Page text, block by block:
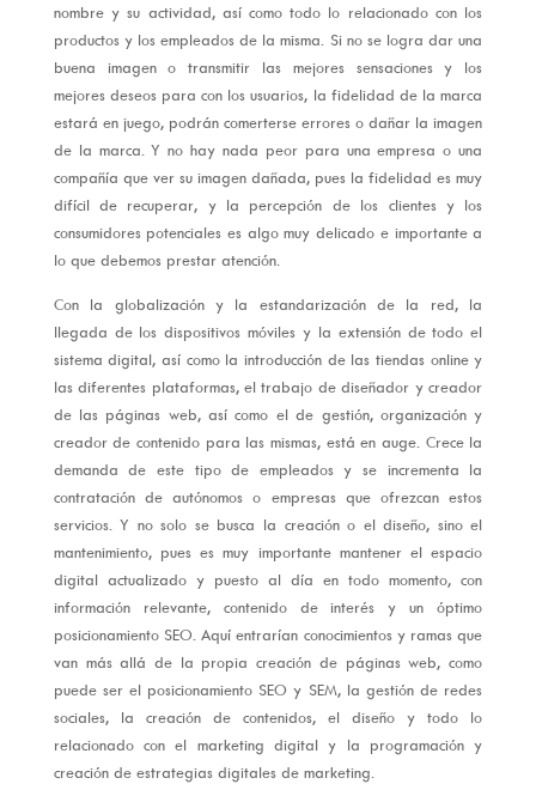
nombre y su actividad, así como todo lo relacionado con los
productos y los empleados de la misma. Si no se logra dar una
buena imagen o transmitir las mejores sensaciones y los
mejores deseos para con los usuarios, la fidelidad de la marca
estará en juego, podrán comerterse errores o dañar la imagen
de la marca. Y no hay nada peor para una empresa o una
compañía que ver su imagen dañada, pues la fidelidad es muy
difícil de recuperar, y la percepción de los clientes y los
consumidores potenciales es algo muy delicado e importante a
lo que debemos prestar atención.
Con la globalización y la estandarización de la red, la
llegada de los dispositivos móviles y la extensión de todo el
sistema digital, así como la introducción de las tiendas online y
las diferentes plataformas, el trabajo de diseñador y creador
de las páginas web, así como el de gestión, organización y
creador de contenido para las mismas, está en auge. Crece la
demanda de este tipo de empleados y se incrementa la
contratación de autónomos o empresas que ofrezcan estos
servicios. Y no solo se busca la creación o el diseño, sino el
mantenimiento, pues es muy importante mantener el espacio
digital actualizado y puesto al día en todo momento, con
información relevante, contenido de interés y un óptimo
posicionamiento SEO. Aquí entrarían conocimientos y ramas que
van más allá de la propia creación de páginas web, como
puede ser el posicionamiento SEO y SEM, la gestión de redes
sociales, la creación de contenidos, el diseño y todo lo
relacionado con el marketing digital y la programación y
creación de estrategias digitales de marketing.